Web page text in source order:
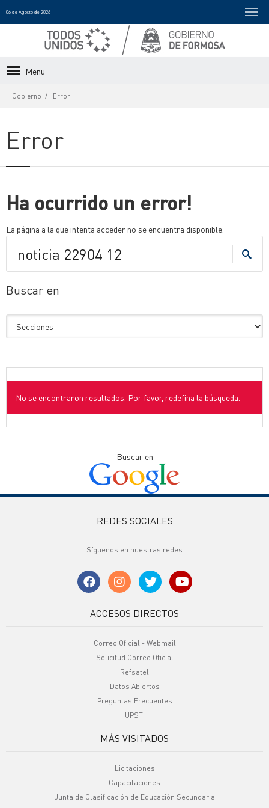
06 de Agosto de 2026
Menu
Gobierno Error
Error
Ha ocurrido un error!
La página a la que intenta acceder no se encuentra disponible.
Buscar en
No se encontraron resultados. Por favor, redefina la búsqueda.
Buscar en
REDES SOCIALES
Síguenos en nuestras redes
ACCESOS DIRECTOS
Correo Oficial - Webmail
Solicitud Correo Oficial
Refsatel
Datos Abiertos
Preguntas Frecuentes
UPSTI
MÁS VISITADOS
Licitaciones
Capacitaciones
Junta de Clasificación de Educación Secundaria